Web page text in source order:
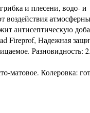
и плесени, водо- и
воздействия
антисептическую
Fireprof, Надежная
Разновидность:
матовое. Колеровка: